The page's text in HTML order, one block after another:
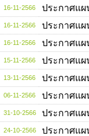
16-11-2566 ประกาศแผ
16-11-2566 ประกาศแผ
16-11-2566 ประกาศแผ
15-11-2566 ประกาศแผ
13-11-2566 ประกาศแผ
06-11-2566 ประกาศแผ
31-10-2566 ประกาศแผ
24-10-2566 ประกาศแผ